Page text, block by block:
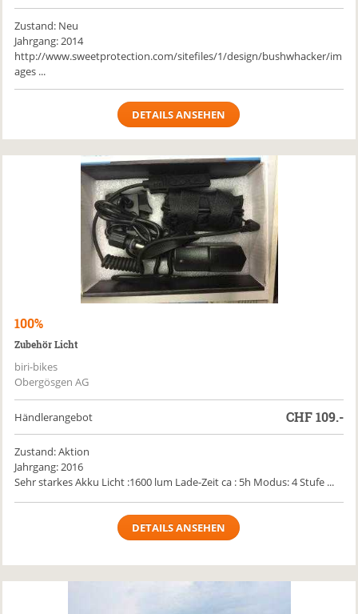
Zustand: Neu
Jahrgang: 2014
http://www.sweetprotection.com/sitefiles/1/design/bushwhacker/im
ages ...
DETAILS ANSEHEN
100%
Zubehör Licht
biri-bikes
Obergösgen AG
Händlerangebot CHF109.-
Zustand: Aktion
Jahrgang: 2016
Sehr starkes Akku Licht :1600 lum Lade-Zeit ca : 5h Modus: 4 Stufe ...
DETAILS ANSEHEN